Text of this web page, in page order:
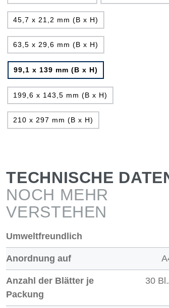
45,7 x 21,2 mm (B x H)
63,5 x 29,6 mm (B x H)
99,1 x 139 mm (B x H)
199,6 x 143,5 mm (B x H)
210 x 297 mm (B x H)
TECHNISCHE
NOCH MEHR
VERSTEHEN
Umweltfreundlich
Anordnung auf
Anzahl der Blätter je
Packung
30